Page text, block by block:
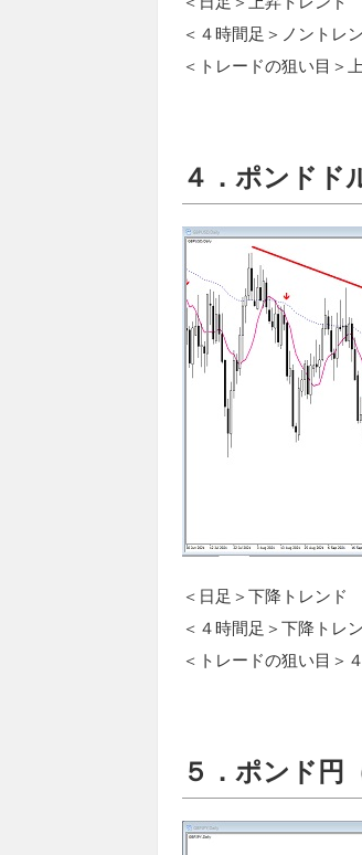
＜４時間足＞ノントレ
＜トレードの狙い目＞
４．ポンドド
＜日足＞下降トレン
＜４時間足＞下降トレ
＜トレードの狙い目＞
５．ポンド円